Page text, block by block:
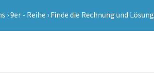
›9er - Reihe › Finde die Rechnung und Lösung